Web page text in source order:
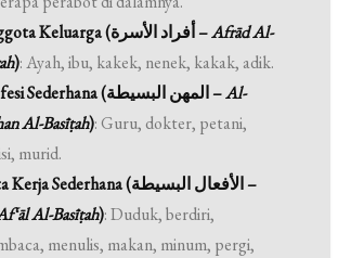
Anggota Keluarga (أفراد الأسرة –Afrād Al-
): Ayah, ibu, kakek, nenek, kakak, adik.
Profesi Sederhana (المهن البسيطة –Al-
Al-Basīṭah): Guru, dokter, petani,
murid.
Kata Kerja Sederhana (الأفعال البسيطة –
Al-Basīṭah): Duduk, berdiri,
menulis, makan, minum, pergi,